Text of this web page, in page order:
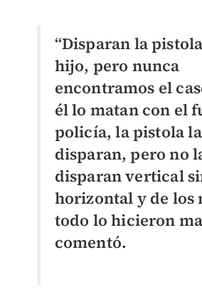
“Disparan la
hijo, pero nunca
encontramos el
él lo matan con el
policía, la pistola la
disparan, pero no
disparan vertical
horizontal y de los
todo lo hicieron
comentó.